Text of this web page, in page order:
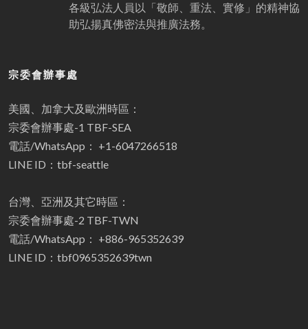
各級弘法人員以「敬師、重法、實修」的精神協
助弘揚真佛密法與推廣法務。
宗委會辦事處
美國、加拿大及歐洲時區：
宗委會辦事處-1 TBF-SEA
電話/WhatsApp： +1-6047266518
LINE ID：tbf-seattle
台灣、亞洲及其它時區：
宗委會辦事處-2 TBF-TWN
電話/WhatsApp： +886-965352639
LINE ID：tbf0965352639twn